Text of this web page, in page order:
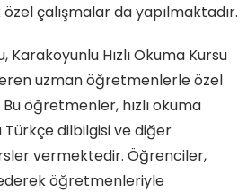
çalışmalar da yapılmaktadır.
Hızlı Okuma Kursu
uzman öğretmenlerle özel
öğretmenler, hızlı okuma
Türkçe dilbilgisi ve diğer
vermektedir. Öğrenciler,
öğretmenleriyle